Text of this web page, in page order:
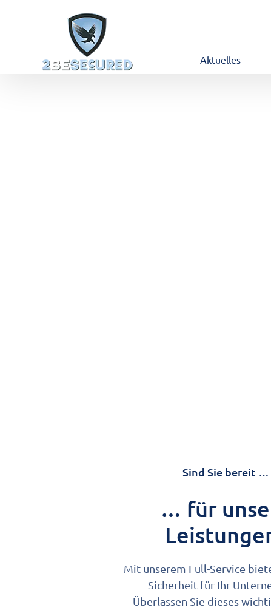
Aktuelles
Sind Sie bereit …
… für
Mit unserem Full-Service
Sicherheit für Ihr
Überlassen Sie dieses